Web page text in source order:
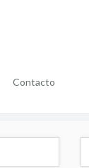
Contacto